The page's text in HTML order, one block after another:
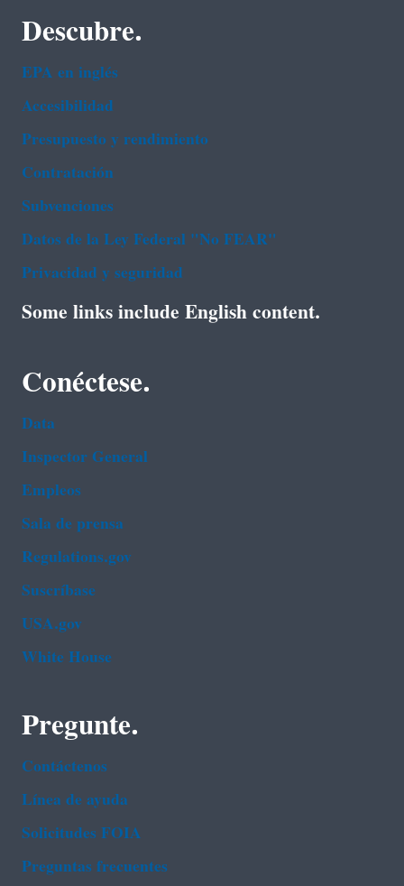
Descubre.
EPA en ingl‌és
Accesibilidad
Presupuesto y rendimiento
Contratación
Subvenciones
Datos de la Ley Federal "No FEAR"
Privacidad y seguridad
Some links include English content.
Conéctese.
Data
Inspector General
Empleos
Sala de prensa
Regulations.gov
Suscríbase
USA.gov
White House
Pregunte.
Contáctenos
Línea de ayuda
Solicitudes FOIA
Preguntas frecuentes